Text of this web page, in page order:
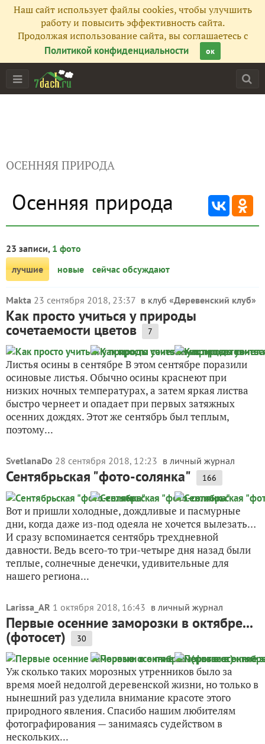
Наш сайт использует файлы cookies, чтобы улучшить
работу и повысить эффективность сайта.
Продолжая использование сайта, вы соглашаетесь с
Политикой конфиденциальности
ок
ОСЕННЯЯ ПРИРОДА
Осенняя природа
23 записи, 1 фото
лучшие
новые сейчас обсуждают
Makta 23 сентября 2018, 23:37 в клуб «Деревенский клуб»
Как просто учиться у природы
сочетаемости цветов 7
Листья осины в сентябре В этом сентябре поразили
осиновые листья. Обычно осины краснеют при
низких ночных температурах, а затем яркая листва
быстро чернеет и опадает при первых затяжных
осенних дождях. Этот же сентябрь был теплым,
поэтому...
SvetlanaDo 28 сентября 2018, 12:23 в личный журнал
Сентябрьская "фото-солянка" 166
Вот и пришли холодные, дождливые и пасмурные
дни, когда даже из-под одеяла не хочется вылезать…
И сразу вспоминается сентябрь трехдневной
давности. Ведь всего-то три-четыре дня назад были
теплые, солнечные денечки, удивительные для
нашего региона...
Larissa_AR 1 октября 2018, 16:43 в личный журнал
Первые осенние заморозки в октябре...
(фотосет) 30
Уж сколько таких морозных утренников было за
время моей недолгой деревенской жизни, но только в
нынешний раз уделила внимание красоте этого
природного явления. Спасибо нашим любителям
фотографирования — занимаясь судейством в
нескольких...